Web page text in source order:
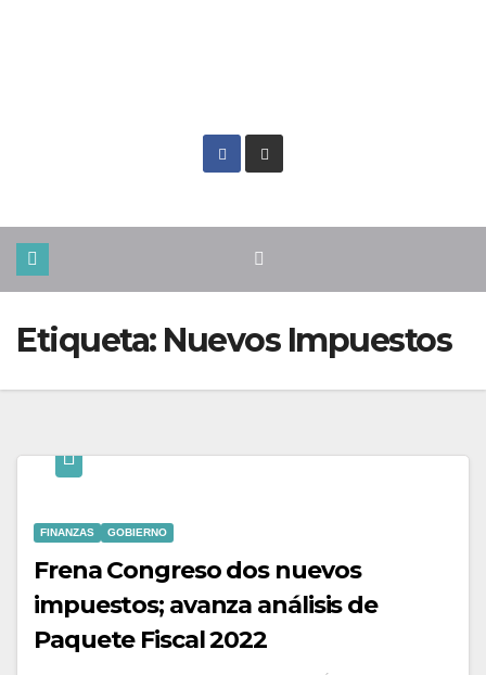
Etiqueta: Nuevos Impuestos
FINANZAS GOBIERNO
Frena Congreso dos nuevos
impuestos; avanza análisis de
Paquete Fiscal 2022